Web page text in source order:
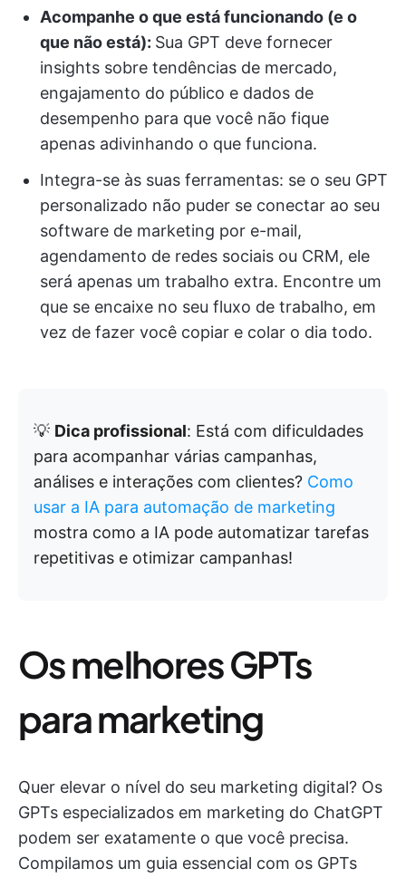
Acompanhe o que está funcionando (e o
que não está): Sua GPT deve fornecer
insights sobre tendências de mercado,
engajamento do público e dados de
desempenho para que você não fique
apenas adivinhando o que funciona.
Integra-se às suas ferramentas: se o seu GPT
personalizado não puder se conectar ao seu
software de marketing por e-mail,
agendamento de redes sociais ou CRM, ele
será apenas um trabalho extra. Encontre um
que se encaixe no seu fluxo de trabalho, em
vez de fazer você copiar e colar o dia todo.
💡 Dica profissional: Está com dificuldades
para acompanhar várias campanhas,
análises e interações com clientes? Como
usar a IA para automação de marketing
mostra como a IA pode automatizar tarefas
repetitivas e otimizar campanhas!
Os melhores GPTs
para marketing
Quer elevar o nível do seu marketing digital? Os
GPTs especializados em marketing do ChatGPT
podem ser exatamente o que você precisa.
Compilamos um guia essencial com os GPTs